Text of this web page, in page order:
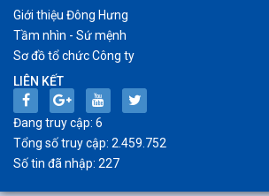
Giới thiệu Đông Hưng
Tầm nhìn - Sứ mệnh
Sơ đồ tổ chức Công ty
LIÊN KẾT
Đang truy cập: 6
Tổng số truy cập: 2.459.752
Số tin đã nhập: 227